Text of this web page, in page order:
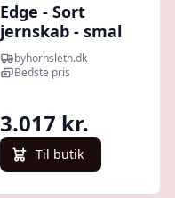
Edge - Sort
jernskab - smal
byhornsleth.dk
Bedste pris
3.017 kr.
Til butik